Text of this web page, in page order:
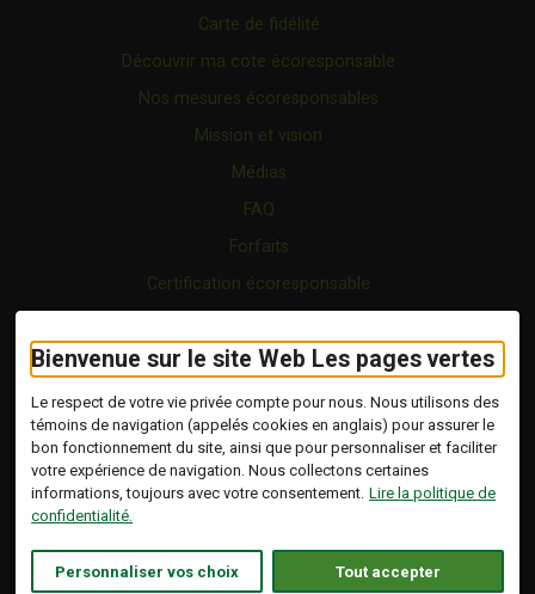
Bienvenue sur le site Web Les pages vertes
Le respect de votre vie privée compte pour nous. Nous utilisons des
témoins de navigation (appelés cookies en anglais) pour assurer le
bon fonctionnement du site, ainsi que pour personnaliser et faciliter
votre expérience de navigation. Nous collectons certaines
informations, toujours avec votre consentement. Lire la politique de
confidentialité.
Personnaliser vos choix Tout accepter
Carte de fidélité
Découvrir ma cote écoresponsable
Nos mesures écoresponsables
Mission et vision
Médias
FAQ
Forfaits
Certification écoresponsable
Vidéo
Blogue
Copyright © 2026 Tous droits réservés.
Les Pages Vertes | Répertoire d'entreprises
écoresponsables.
Conception :Ekloweb
Ce lien s'ouvrira dans
Politique de confidentialité